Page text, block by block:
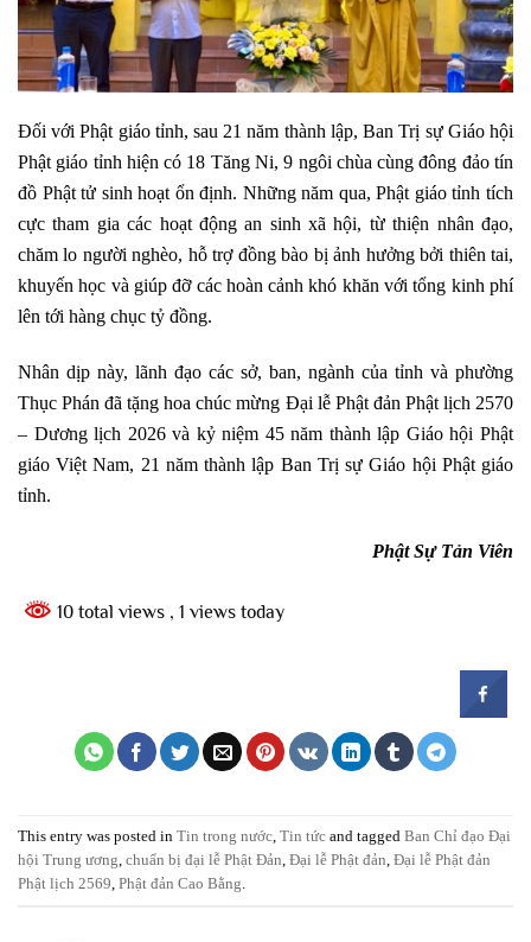
Đối với Phật giáo tỉnh, sau 21 năm thành lập, Ban Trị sự Giáo hội
Phật giáo tỉnh hiện có 18 Tăng Ni, 9 ngôi chùa cùng đông đảo tín
đồ Phật tử sinh hoạt ổn định. Những năm qua, Phật giáo tỉnh tích
cực tham gia các hoạt động an sinh xã hội, từ thiện nhân đạo,
chăm lo người nghèo, hỗ trợ đồng bào bị ảnh hưởng bởi thiên tai,
khuyến học và giúp đỡ các hoàn cảnh khó khăn với tổng kinh phí
lên tới hàng chục tỷ đồng.
Nhân dịp này, lãnh đạo các sở, ban, ngành của tỉnh và phường
Thục Phán đã tặng hoa chúc mừng Đại lễ Phật đản Phật lịch 2570
– Dương lịch 2026 và kỷ niệm 45 năm thành lập Giáo hội Phật
giáo Việt Nam, 21 năm thành lập Ban Trị sự Giáo hội Phật giáo
tỉnh.
Phật Sự Tản Viên
10 total views , 1 views today
This entry was posted in Tin trong nước, Tin tức and tagged Ban Chỉ đạo Đại
hội Trung ương, chuẩn bị đại lễ Phật Đản, Đại lễ Phật đản, Đại lễ Phật đản
Phật lịch 2569, Phật đản Cao Bằng.